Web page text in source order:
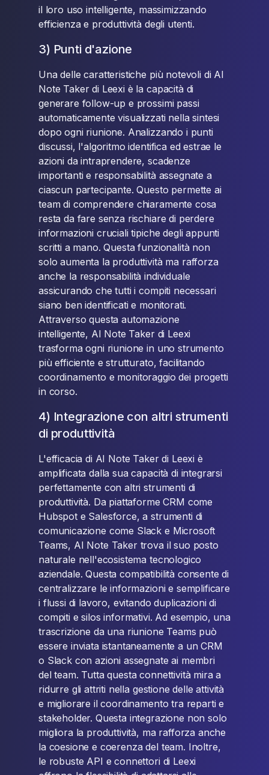
il loro uso intelligente, massimizzando
efficienza e produttività degli utenti.
3) Punti d'azione
Una delle caratteristiche più notevoli di AI
Note Taker di Leexi è la capacità di
generare follow-up e prossimi passi
automaticamente visualizzati nella sintesi
dopo ogni riunione. Analizzando i punti
discussi, l'algoritmo identifica ed estrae le
azioni da intraprendere, scadenze
importanti e responsabilità assegnate a
ciascun partecipante. Questo permette ai
team di comprendere chiaramente cosa
resta da fare senza rischiare di perdere
informazioni cruciali tipiche degli appunti
scritti a mano. Questa funzionalità non
solo aumenta la produttività ma rafforza
anche la responsabilità individuale
assicurando che tutti i compiti necessari
siano ben identificati e monitorati.
Attraverso questa automazione
intelligente, AI Note Taker di Leexi
trasforma ogni riunione in uno strumento
più efficiente e strutturato, facilitando
coordinamento e monitoraggio dei progetti
in corso.
4) Integrazione con altri strumenti
di produttività
L'efficacia di AI Note Taker di Leexi è
amplificata dalla sua capacità di integrarsi
perfettamente con altri strumenti di
produttività. Da piattaforme CRM come
Hubspot e Salesforce, a strumenti di
comunicazione come Slack e Microsoft
Teams, AI Note Taker trova il suo posto
naturale nell'ecosistema tecnologico
aziendale. Questa compatibilità consente di
centralizzare le informazioni e semplificare
i flussi di lavoro, evitando duplicazioni di
compiti e silos informativi. Ad esempio, una
trascrizione da una riunione Teams può
essere inviata istantaneamente a un CRM
o Slack con azioni assegnate ai membri
del team. Tutta questa connettività mira a
ridurre gli attriti nella gestione delle attività
e migliorare il coordinamento tra reparti e
stakeholder. Questa integrazione non solo
migliora la produttività, ma rafforza anche
la coesione e coerenza del team. Inoltre,
le robuste API e connettori di Leexi